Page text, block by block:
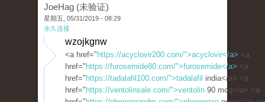
JoeHag (未验证)
星期五, 05/31/2019 - 08:29
永久连接
wzojkgnw
<a href=" https://acyclovir200.com/">acyclovir</a> <a
href=" https://furosemide80.com/">furosemide</a> <a
href=" https://tadalafil100.com/">tadalafil india</a> <a
href=" https://ventolinsale.com/">ventolin 90 mcg</a> <a